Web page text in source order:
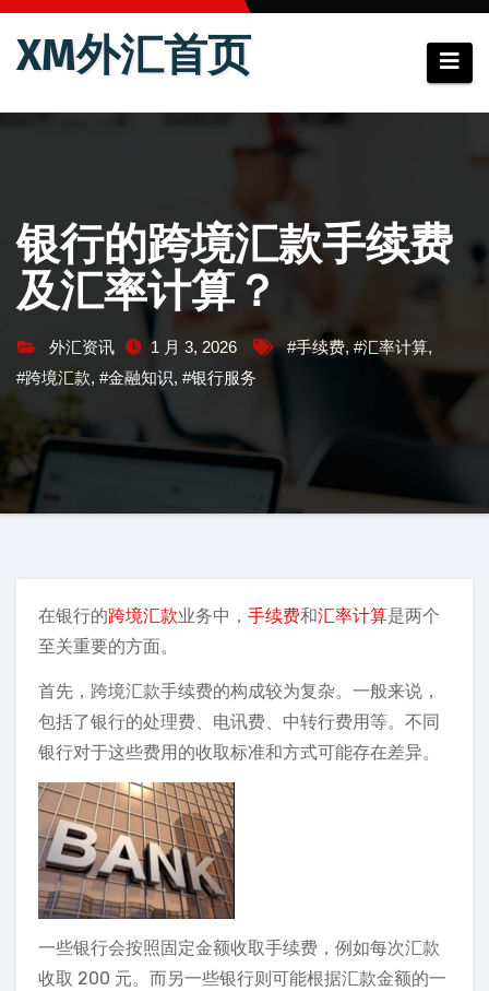
跳
XM外汇首页
银行的跨境汇款手续费
及汇率计算？
外汇资讯 1 月 3, 2026 #手续费, #汇率计算,
#跨境汇款, #金融知识, #银行服务
在银行的跨境汇款业务中， 手续费和汇率计算是两个
至关重要的方面。
首先，跨境汇款手续费的构成较为复杂。一般来说，
包括了银行的处理费、电讯费、中转行费用等。不同
银行对于这些费用的收取标准和方式可能存在差异。
一些银行会按照固定金额收取手续费，例如每次汇款
收取 200 元。而另一些银行则可能根据汇款金额的一